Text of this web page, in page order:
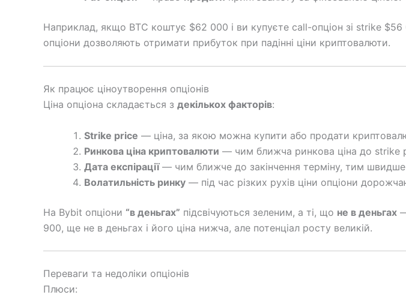
Наприклад, якщо BTC коштує $62 000 і ви купуєте call-опціон зі strike
опціони дозволяють отримати прибуток при падінні ціни криптовалюти.
Як працює ціноутворення опціонів
Ціна опціона складається з декількох факторів:
Strike price — ціна, за якою можна купити або продати
Ринкова ціна криптовалюти — чим ближча ринкова ціна до strike
Дата експірації— чим ближче до закінчення терміну, тим швидше
Волатильність ринку — під час різких рухів ціни опціони
На Bybit опціони “в деньгах” підсвічуються зеленим, а ті, що не в деньгах
900, ще не в деньгах і його ціна нижча, але потенціал росту великій.
Переваги та недоліки опціонів
Плюси: